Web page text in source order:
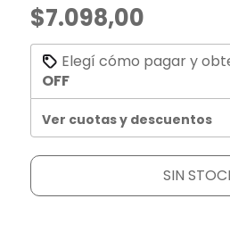
$7.098,00
Elegí cómo pagar y
OFF
Ver cuotas y descuentos
SIN